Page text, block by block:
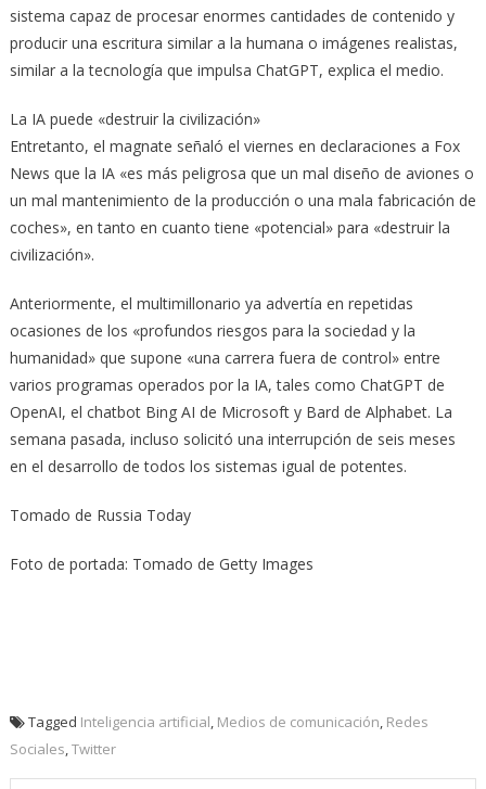
sistema capaz de procesar enormes cantidades de contenido y
producir una escritura similar a la humana o imágenes realistas,
similar a la tecnología que impulsa ChatGPT, explica el medio.
La IA puede «destruir la civilización»
Entretanto, el magnate señaló el viernes en declaraciones a Fox
News que la IA «es más peligrosa que un mal diseño de aviones o
un mal mantenimiento de la producción o una mala fabricación de
coches», en tanto en cuanto tiene «potencial» para «destruir la
civilización».
Anteriormente, el multimillonario ya advertía en repetidas
ocasiones de los «profundos riesgos para la sociedad y la
humanidad» que supone «una carrera fuera de control» entre
varios programas operados por la IA, tales como ChatGPT de
OpenAI, el chatbot Bing AI de Microsoft y Bard de Alphabet. La
semana pasada, incluso solicitó una interrupción de seis meses
en el desarrollo de todos los sistemas igual de potentes.
Tomado de Russia Today
Foto de portada: Tomado de Getty Images
Tagged Inteligencia artificial Medios de comunicación Redes
Sociales Twitter